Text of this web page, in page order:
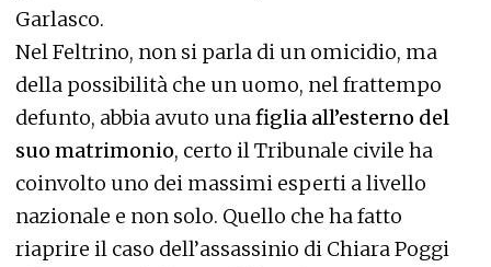
Garlasco.
Nel Feltrino, non si parla di un omicidio, ma
della possibilità che un uomo, nel frattempo
defunto, abbia avuto unafiglia all’esterno del
suo matrimonio, certo il Tribunale civile ha
coinvolto uno dei massimi esperti a livello
nazionale e non solo. Quello che ha fatto
riaprire il caso dell’assassinio di Chiara Poggi